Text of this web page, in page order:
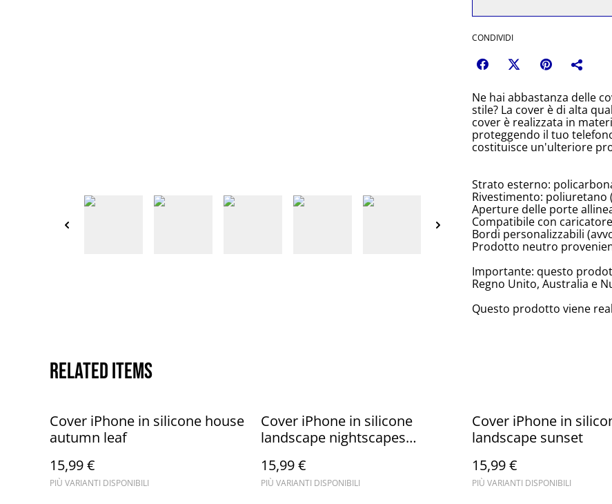
CONDIVIDI
Ne hai abbastanza delle
stile? La cover è di alta
cover è realizzata in
proteggendo il tuo
costituisce un'ulteriore
Strato esterno:
Rivestimento: poliuretano
Aperture delle porte
Compatibile con
Bordi personalizzabili
Prodotto neutro
Importante: questo
Regno Unito, Australia e
Questo prodotto viene
Related items
Cover iPhone in silicone house
autumn leaf
15,99 €
PIÙ VARIANTI DISPONIBILI
Cover iPhone in silicone
landscape nightscapes
15,99 €
PIÙ VARIANTI DISPONIBILI
Cover iPhone in
landscape sunset
15,99 €
PIÙ VARIANTI DISPONIBILI